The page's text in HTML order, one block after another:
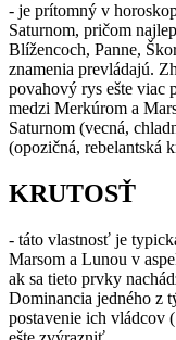
- je prítomný v
Saturnom, pričom
Blížencoch, Panne,
znamenia prevládajú.
povahový rys ešte viac
medzi Merkúrom a
Saturnom (vecná,
(opozičná, rebelantská
KRUTOSŤ
- táto vlastnosť je
Marsom a Lunou v
ak sa tieto prvky
Dominancia jedného z
postavenie ich vládcov